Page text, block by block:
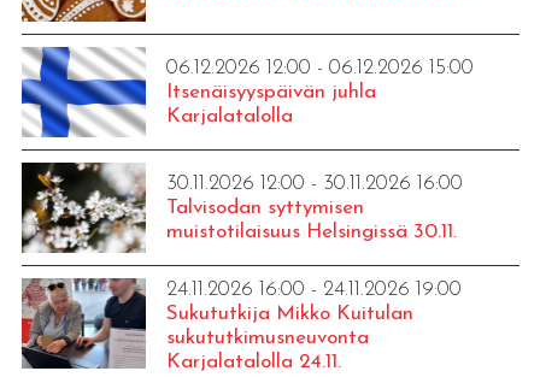
06.12.2026 12:00 - 06.12.2026 15:00
Itsenäisyyspäivän juhla
Karjalatalolla
30.11.2026 12:00 - 30.11.2026 16:00
Talvisodan syttymisen
muistotilaisuus Helsingissä 30.11.
24.11.2026 16:00 - 24.11.2026 19:00
Sukututkija Mikko Kuitulan
sukututkimusneuvonta
Karjalatalolla 24.11.